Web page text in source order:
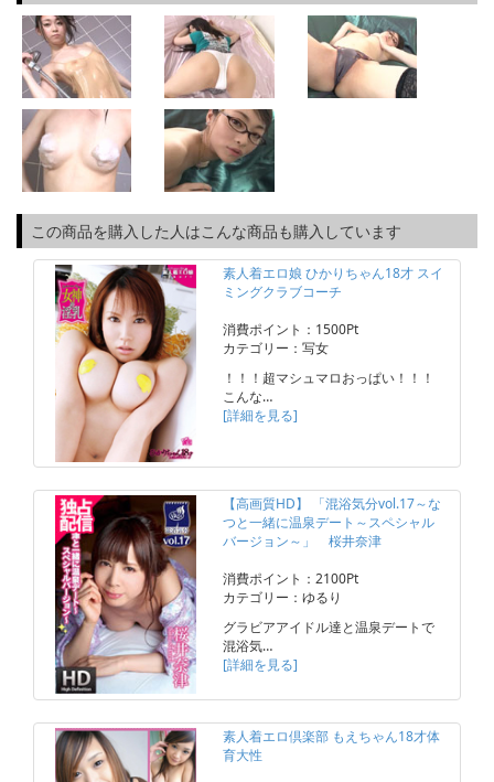
この商品を購入した人はこんな商品も購入しています
素人着エロ娘 ひかりちゃん18才 スイ
ミングクラブコーチ
消費ポイント：1500Pt
カテゴリー：写女
！！！超マシュマロおっぱい！！！
こんな…
[詳細を見る]
【高画質HD】 「混浴気分vol.17～な
つと一緒に温泉デート～スペシャル
バージョン～」 桜井奈津
消費ポイント：2100Pt
カテゴリー：ゆるり
グラビアアイドル達と温泉デートで
混浴気…
[詳細を見る]
素人着エロ倶楽部 もえちゃん18才体
育大性